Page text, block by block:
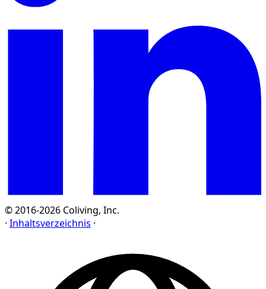
© 2016-2026 Coliving, Inc.
· Inhaltsverzeichnis ·